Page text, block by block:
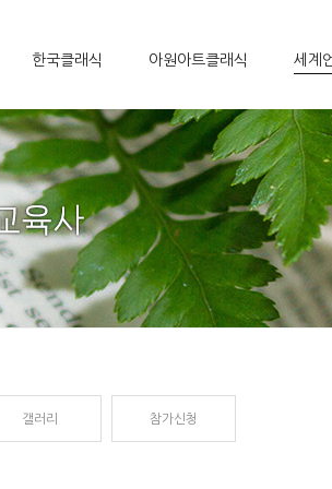
한국클래식 아원아트클래식 세계
갤러리 참가신청